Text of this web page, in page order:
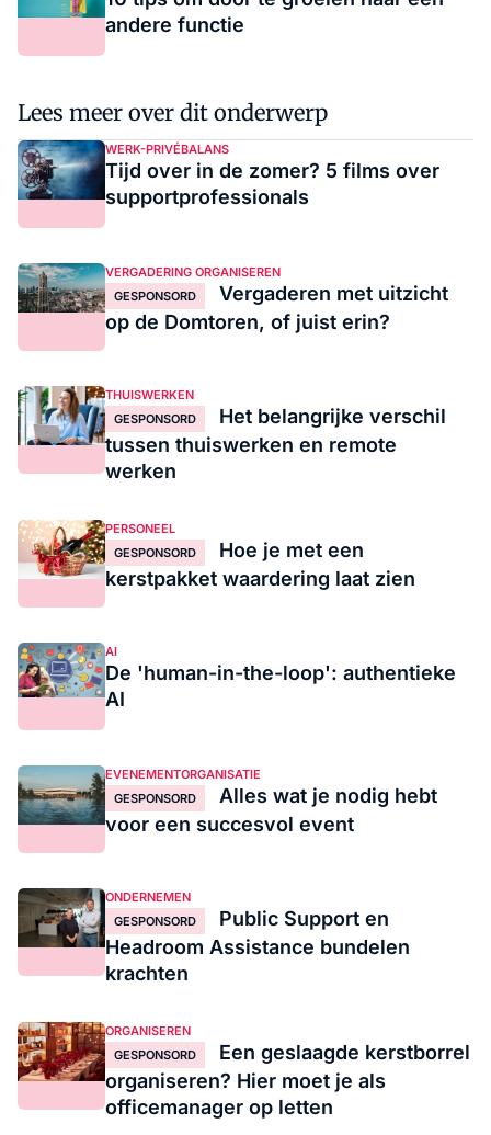
andere functie
Lees meer over dit onderwerp
WERK-PRIVÉBALANS
Tijd over in de zomer? 5 films over
supportprofessionals
VERGADERING ORGANISEREN
GESPONSORD
Vergaderen met uitzicht
op de Domtoren, of juist erin?
THUISWERKEN
GESPONSORD
Het belangrijke verschil
tussen thuiswerken en remote
werken
PERSONEEL
GESPONSORD
Hoe je met een
kerstpakket waardering laat zien
AI
De 'human-in-the-loop': authentieke
AI
EVENEMENTORGANISATIE
GESPONSORD
Alles wat je nodig hebt
voor een succesvol event
ONDERNEMEN
GESPONSORD
Public Support en
Headroom Assistance bundelen
krachten
ORGANISEREN
GESPONSORD
Een geslaagde kerstborrel
organiseren? Hier moet je als
officemanager op letten